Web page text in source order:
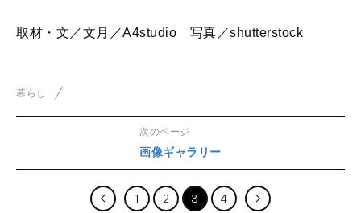
取材・文／文月／A4studio 写真／shutterstock
暮らし
次のページ
画像ギャラリー
1 2 3 4